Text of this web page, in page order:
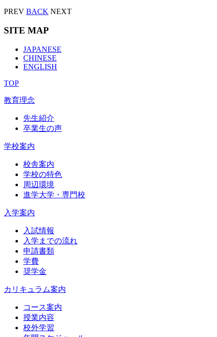
PREV BACK NEXT
SITE MAP
JAPANESE
CHINESE
ENGLISH
TOP
教育理念
先生紹介
卒業生の声
学校案内
校舎案内
学校の特色
周辺環境
進学大学・専門校
入学案内
入試情報
入学までの流れ
申請書類
学費
奨学金
カリキュラム案内
コース案内
授業内容
校外学習